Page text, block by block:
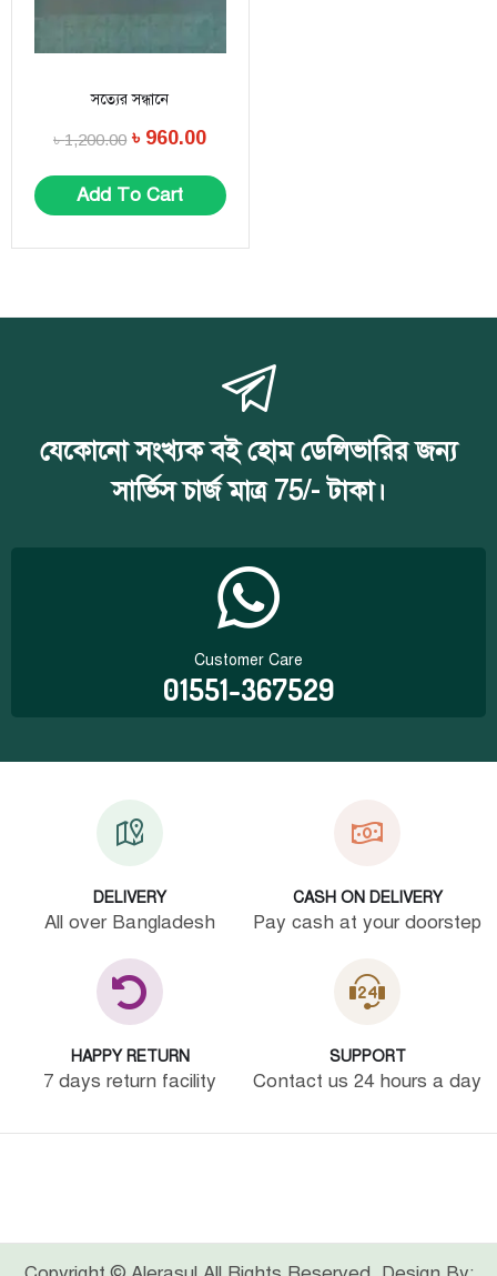
সত্যের সন্ধানে
৳1,200.00 ৳ 960.00
Add To Cart
যেকোনো সংখ্যক বই হোম ডেলিভারির জন্য
সার্ভিস চার্জ মাত্র 75/- টাকা।
Customer Care
01551-367529
DELIVERY
All over Bangladesh
CASH ON DELIVERY
Pay cash at your doorstep
HAPPY RETURN
7 days return facility
SUPPORT
Contact us 24 hours a day